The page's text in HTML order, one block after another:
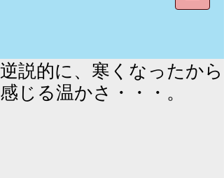
逆説的に、寒くなったから
感じる温かさ・・・。